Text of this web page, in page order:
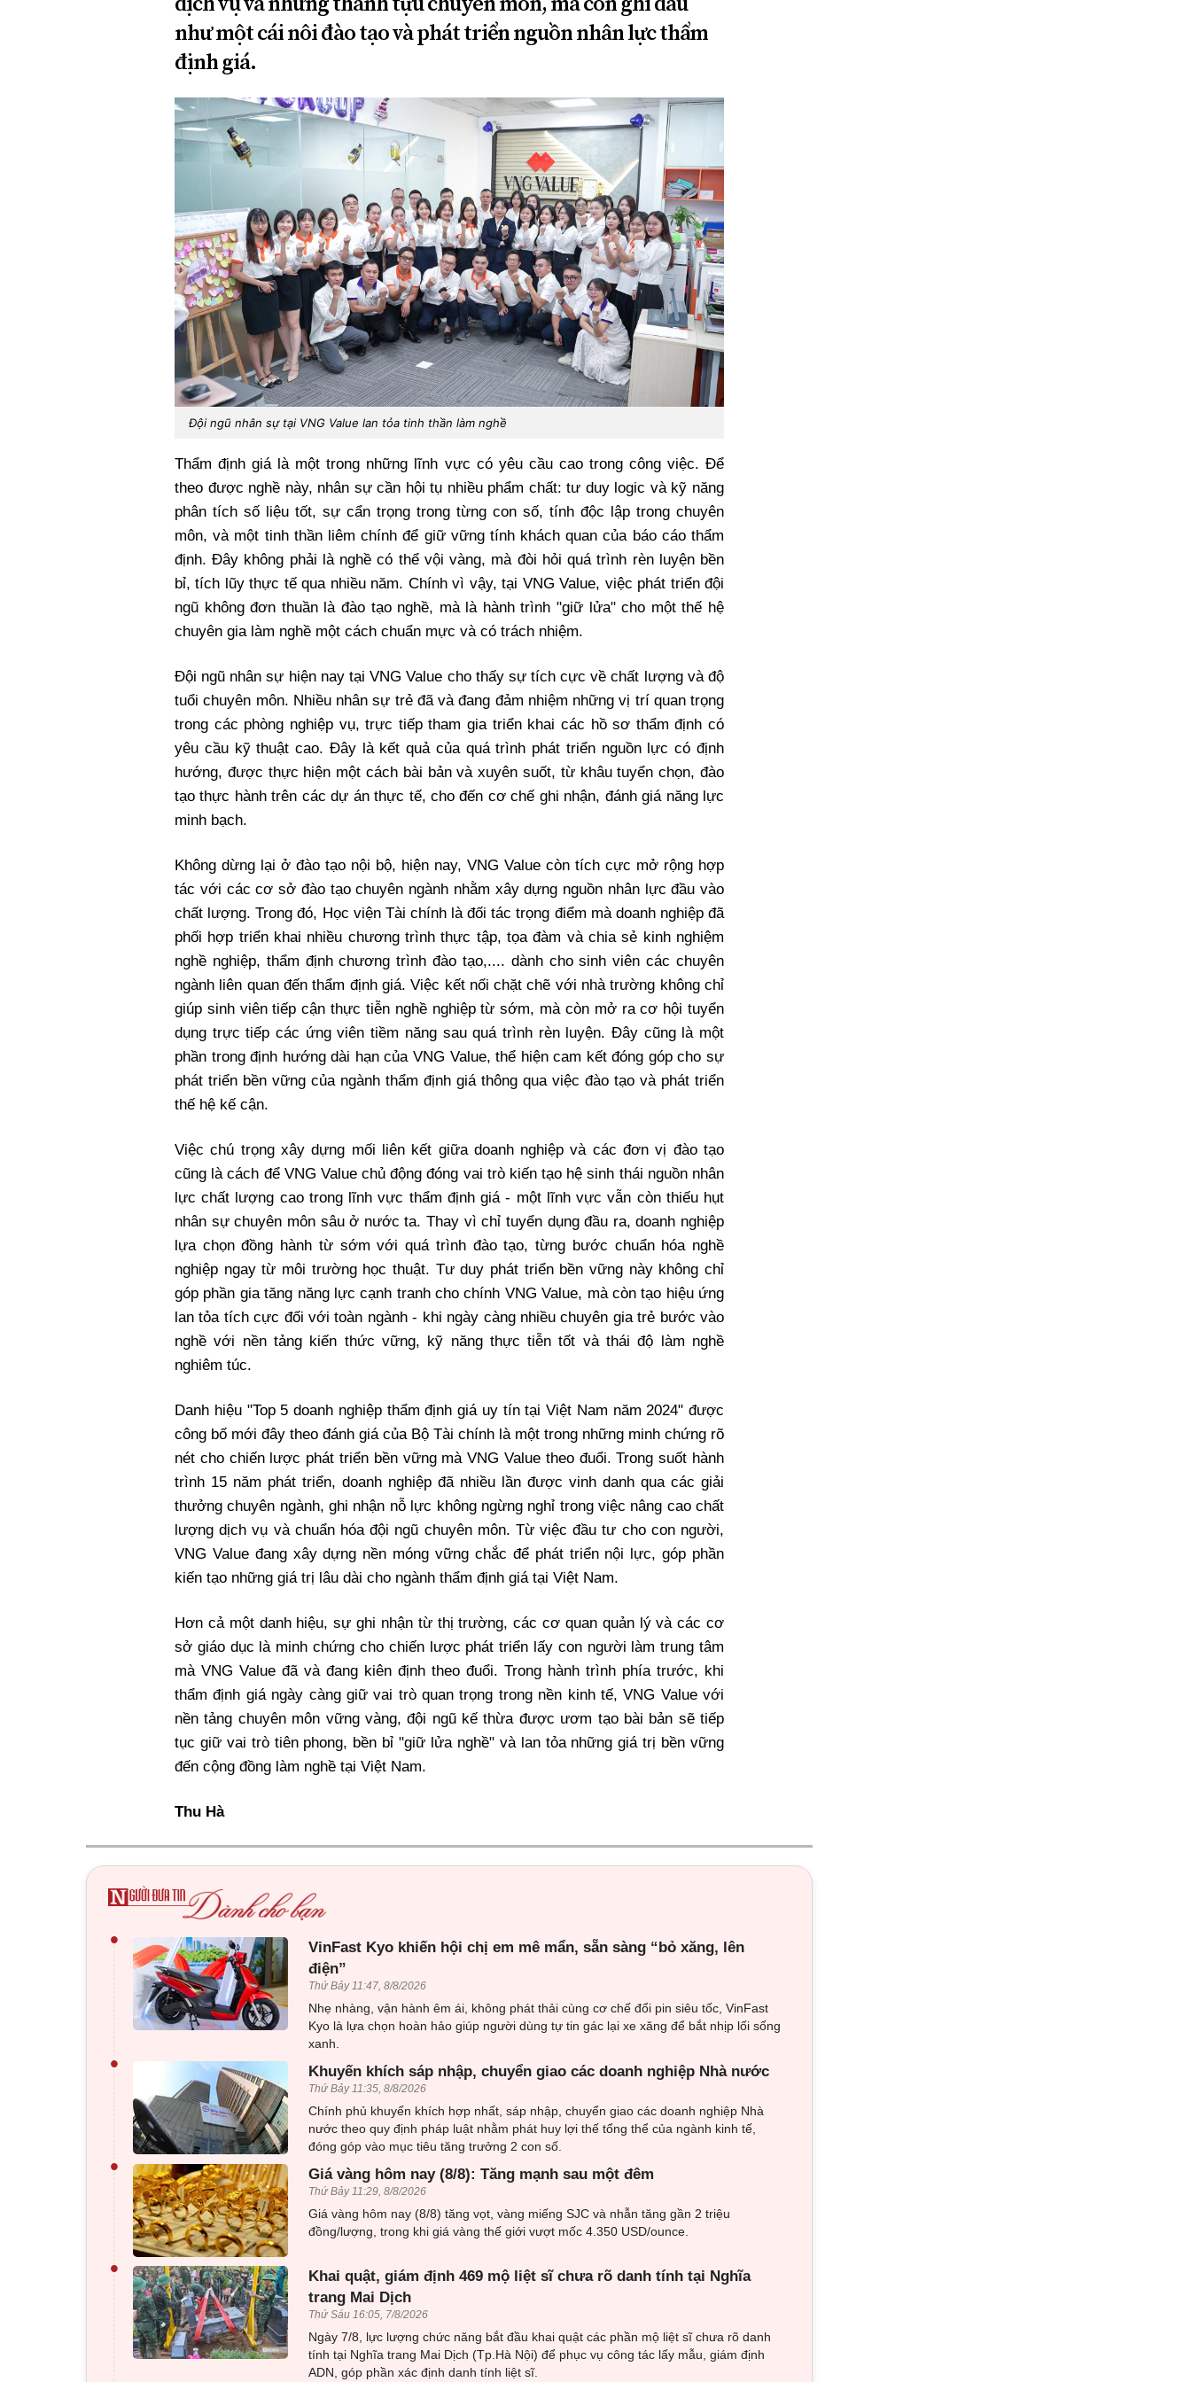
Xi nhan Trái Phải
Bạn đọc viết
như một cái nôi đào tạo và phát triển nguồn nhân lực thẩm
định giá.
Đội ngũ nhân sự tại VNG Value lan tỏa tinh thần làm nghề
Thẩm định giá là một trong những lĩnh vực có yêu cầu cao trong công việc. Để
theo được nghề này, nhân sự cần hội tụ nhiều phẩm chất: tư duy logic và kỹ năng
phân tích số liệu tốt, sự cẩn trọng trong từng con số, tính độc lập trong chuyên
môn, và một tinh thần liêm chính để giữ vững tính khách quan của báo cáo thẩm
định. Đây không phải là nghề có thể vội vàng, mà đòi hỏi quá trình rèn luyện bền
bỉ, tích lũy thực tế qua nhiều năm. Chính vì vậy, tại VNG Value, việc phát triển đội
ngũ không đơn thuần là đào tạo nghề, mà là hành trình "giữ lửa" cho một thế hệ
chuyên gia làm nghề một cách chuẩn mực và có trách nhiệm.
Đội ngũ nhân sự hiện nay tại VNG Value cho thấy sự tích cực về chất lượng và độ
tuổi chuyên môn. Nhiều nhân sự trẻ đã và đang đảm nhiệm những vị trí quan trọng
trong các phòng nghiệp vụ, trực tiếp tham gia triển khai các hồ sơ thẩm định có
yêu cầu kỹ thuật cao. Đây là kết quả của quá trình phát triển nguồn lực có định
hướng, được thực hiện một cách bài bản và xuyên suốt, từ khâu tuyển chọn, đào
tạo thực hành trên các dự án thực tế, cho đến cơ chế ghi nhận, đánh giá năng lực
minh bạch.
Không dừng lại ở đào tạo nội bộ, hiện nay, VNG Value còn tích cực mở rộng hợp
tác với các cơ sở đào tạo chuyên ngành nhằm xây dựng nguồn nhân lực đầu vào
chất lượng. Trong đó, Học viện Tài chính là đối tác trọng điểm mà doanh nghiệp đã
phối hợp triển khai nhiều chương trình thực tập, tọa đàm và chia sẻ kinh nghiệm
nghề nghiệp, thẩm định chương trình đào tạo,.... dành cho sinh viên các chuyên
ngành liên quan đến thẩm định giá. Việc kết nối chặt chẽ với nhà trường không chỉ
giúp sinh viên tiếp cận thực tiễn nghề nghiệp từ sớm, mà còn mở ra cơ hội tuyển
dụng trực tiếp các ứng viên tiềm năng sau quá trình rèn luyện. Đây cũng là một
phần trong định hướng dài hạn của VNG Value, thể hiện cam kết đóng góp cho sự
phát triển bền vững của ngành thẩm định giá thông qua việc đào tạo và phát triển
thế hệ kế cận.
Việc chú trọng xây dựng mối liên kết giữa doanh nghiệp và các đơn vị đào tạo
cũng là cách để VNG Value chủ động đóng vai trò kiến tạo hệ sinh thái nguồn nhân
lực chất lượng cao trong lĩnh vực thẩm định giá - một lĩnh vực vẫn còn thiếu hụt
nhân sự chuyên môn sâu ở nước ta. Thay vì chỉ tuyển dụng đầu ra, doanh nghiệp
lựa chọn đồng hành từ sớm với quá trình đào tạo, từng bước chuẩn hóa nghề
nghiệp ngay từ môi trường học thuật. Tư duy phát triển bền vững này không chỉ
góp phần gia tăng năng lực cạnh tranh cho chính VNG Value, mà còn tạo hiệu ứng
lan tỏa tích cực đối với toàn ngành - khi ngày càng nhiều chuyên gia trẻ bước vào
nghề với nền tảng kiến thức vững, kỹ năng thực tiễn tốt và thái độ làm nghề
nghiêm túc.
Danh hiệu "Top 5 doanh nghiệp thẩm định giá uy tín tại Việt Nam năm 2024" được
công bố mới đây theo đánh giá của Bộ Tài chính là một trong những minh chứng rõ
nét cho chiến lược phát triển bền vững mà VNG Value theo đuổi. Trong suốt hành
trình 15 năm phát triển, doanh nghiệp đã nhiều lần được vinh danh qua các giải
thưởng chuyên ngành, ghi nhận nỗ lực không ngừng nghỉ trong việc nâng cao chất
lượng dịch vụ và chuẩn hóa đội ngũ chuyên môn. Từ việc đầu tư cho con người,
VNG Value đang xây dựng nền móng vững chắc để phát triển nội lực, góp phần
kiến tạo những giá trị lâu dài cho ngành thẩm định giá tại Việt Nam.
Hơn cả một danh hiệu, sự ghi nhận từ thị trường, các cơ quan quản lý và các cơ
sở giáo dục là minh chứng cho chiến lược phát triển lấy con người làm trung tâm
mà VNG Value đã và đang kiên định theo đuổi. Trong hành trình phía trước, khi
thẩm định giá ngày càng giữ vai trò quan trọng trong nền kinh tế, VNG Value với
nền tảng chuyên môn vững vàng, đội ngũ kế thừa được ươm tạo bài bản sẽ tiếp
tục giữ vai trò tiên phong, bền bỉ "giữ lửa nghề" và lan tỏa những giá trị bền vững
đến cộng đồng làm nghề tại Việt Nam.
Thu Hà
•
VinFast Kyo khiến hội chị em mê mẩn, sẵn sàng “bỏ xăng, lên
điện”
Thứ Bảy 11:47, 8/8/2026
Nhẹ nhàng, vận hành êm ái, không phát thải cùng cơ chế đổi pin siêu tốc, VinFast
Kyo là lựa chọn hoàn hảo giúp người dùng tự tin gác lại xe xăng để bắt nhịp lối sống
xanh.
• Khuyến khích sáp nhập, chuyển giao các doanh nghiệp Nhà nước
Thứ Bảy 11:35, 8/8/2026
Chính phủ khuyến khích hợp nhất, sáp nhập, chuyển giao các doanh nghiệp Nhà
nước theo quy định pháp luật nhằm phát huy lợi thế tổng thể của ngành kinh tế,
đóng góp vào mục tiêu tăng trưởng 2 con số.
• Giá vàng hôm nay (8/8): Tăng mạnh sau một đêm
Thứ Bảy 11:29, 8/8/2026
Giá vàng hôm nay (8/8) tăng vọt, vàng miếng SJC và nhẫn tăng gần 2 triệu
đồng/lượng, trong khi giá vàng thế giới vượt mốc 4.350 USD/ounce.
•
Khai quật, giám định 469 mộ liệt sĩ chưa rõ danh tính tại Nghĩa
trang Mai Dịch
Thứ Sáu 16:05, 7/8/2026
Ngày 7/8, lực lượng chức năng bắt đầu khai quật các phần mộ liệt sĩ chưa rõ danh
tính tại Nghĩa trang Mai Dịch (Tp.Hà Nội) để phục vụ công tác lấy mẫu, giám định
ADN, góp phần xác định danh tính liệt sĩ.